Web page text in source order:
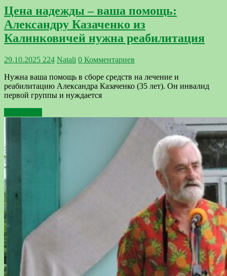
Цена надежды – ваша помощь:
Александру Казаченко из
Калинковичей нужна реабилитация
29.10.2025 224 Natali 0 Комментариев
Нужна ваша помощь в сборе средств на лечение и
реабилитацию Александра Казаченко (35 лет). Он инвалид
первой группы и нуждается